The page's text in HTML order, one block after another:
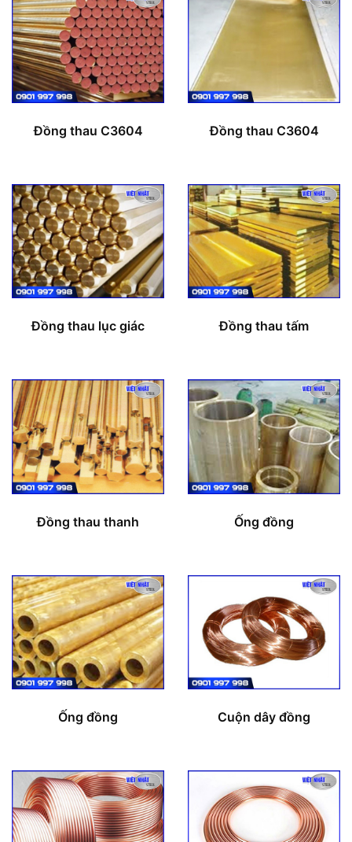
Đồng thau C3604 Đồng thau C3604
Đồng thau lục giác Đồng thau tấm
Đồng thau thanh Ống đồng
Ống đồng Cuộn dây đồng